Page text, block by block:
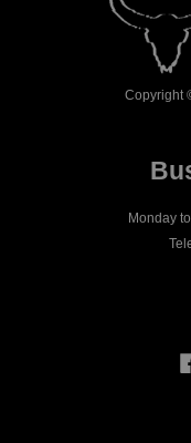
Copyright
Monday